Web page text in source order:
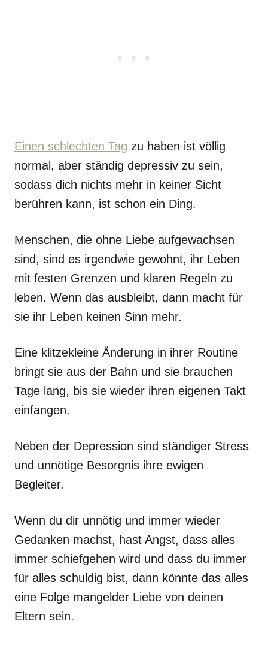
Einen schlechten Tag zu haben ist völlig
normal, aber ständig depressiv zu sein,
sodass dich nichts mehr in keiner Sicht
berühren kann, ist schon ein Ding.
Menschen, die ohne Liebe aufgewachsen
sind, sind es irgendwie gewohnt, ihr Leben
mit festen Grenzen und klaren Regeln zu
leben. Wenn das ausbleibt, dann macht für
sie ihr Leben keinen Sinn mehr.
Eine klitzekleine Änderung in ihrer Routine
bringt sie aus der Bahn und sie brauchen
Tage lang, bis sie wieder ihren eigenen Takt
einfangen.
Neben der Depression sind ständiger Stress
und unnötige Besorgnis ihre ewigen
Begleiter.
Wenn du dir unnötig und immer wieder
Gedanken machst, hast Angst, dass alles
immer schiefgehen wird und dass du immer
für alles schuldig bist, dann könnte das alles
eine Folge mangelder Liebe von deinen
Eltern sein.